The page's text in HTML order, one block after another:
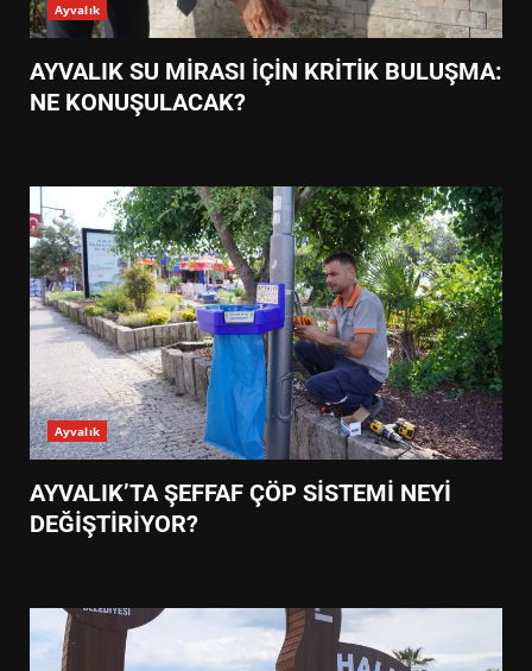
Ayvalık
AYVALIK SU MİRASI İÇİN KRİTİK BULUŞMA:
NE KONUŞULACAK?
Ayvalık
AYVALIK’TA ŞEFFAF ÇÖP SİSTEMİ NEYİ
DEĞİŞTİRİYOR?